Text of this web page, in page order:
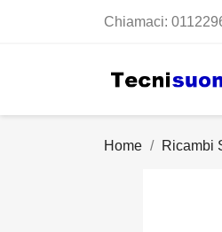
Chiamaci:
Home Ricambi